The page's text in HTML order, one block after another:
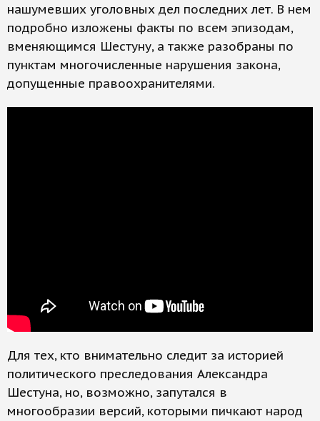
нашумевших уголовных дел последних лет. В нем
подробно изложены факты по всем эпизодам,
вменяющимся Шестуну, а также разобраны по
пунктам многочисленные нарушения закона,
допущенные правоохранителями.
Для тех, кто внимательно следит за историей
политического преследования Александра
Шестуна, но, возможно, запутался в
многообразии версий, которыми пичкают народ